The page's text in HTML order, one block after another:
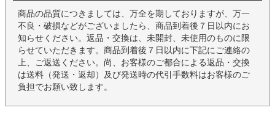
商品の品質につきましては、万全を期しておりますが、万一
不良・破損などがございましたら、商品到着後７日以内にお
知らせください。返品・交換は、未開封、未使用のものに限
らせていただきます。商品到着後７日以内に下記にご連絡の
上、ご返送ください。尚、お客様のご都合による返品・交換
は送料（発送・返却）及び発送時の代引手数料はお客様のご
負担でお願い致します。